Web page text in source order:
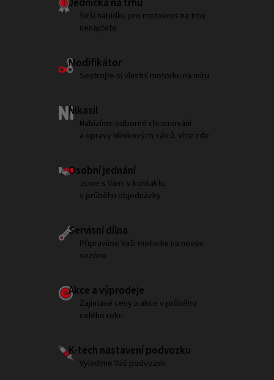
Jednička na trhu
Širší nabídku pro motokros na trhu
nenajdete
Modifikátor
Sestrojte si vlastní motorku na míru
Nikasil
Nabízíme odborné chromování
a opravy hliníkových válců. Více zde
Osobní jednání
Jsme s Vámi v kontaktu
v průběhu objednávky
Servisní dílna
Připravíme Vaši motorku na novou
sezónu
Akce a výprodeje
Zajímavé ceny a akce v průběhu
celého roku
K-tech nastavení podvozku
Vyladíme Váš podvozek